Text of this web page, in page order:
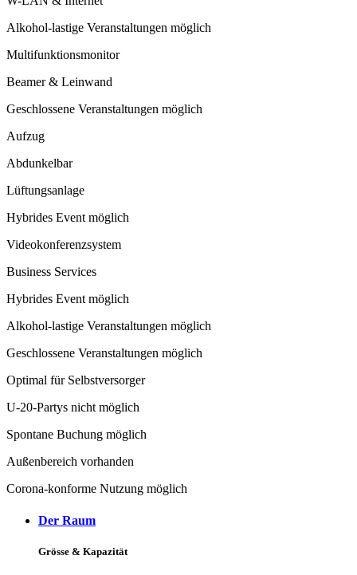
Alkohol-lastige Veranstaltungen möglich
Multifunktionsmonitor
Beamer & Leinwand
Geschlossene Veranstaltungen möglich
Aufzug
Abdunkelbar
Lüftungsanlage
Hybrides Event möglich
Videokonferenzsystem
Business Services
Hybrides Event möglich
Alkohol-lastige Veranstaltungen möglich
Geschlossene Veranstaltungen möglich
Optimal für Selbstversorger
U-20-Partys nicht möglich
Spontane Buchung möglich
Außenbereich vorhanden
Corona-konforme Nutzung möglich
Der Raum
Grösse & Kapazität